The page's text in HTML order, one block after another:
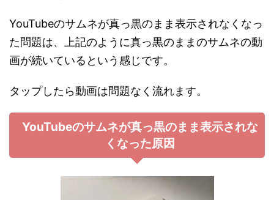
YouTubeのサムネが真っ黒のまま表示されなくなっ
た問題は、上記のように真っ黒のままのサムネの動
画が続いているという感じです。
タップしたら動画は問題なく流れます。
YouTubeのサムネが真っ黒のまま表示されな
くなった原因